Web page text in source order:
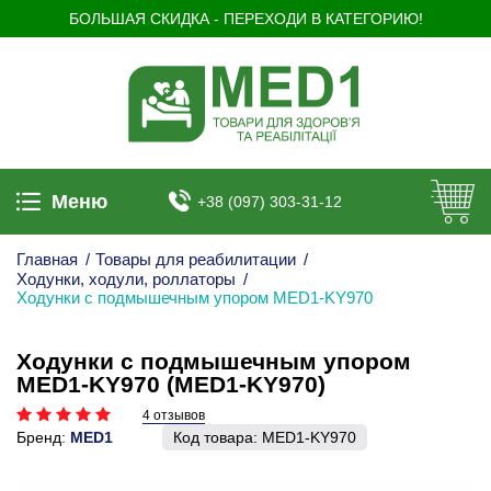
БОЛЬШАЯ СКИДКА - ПЕРЕХОДИ В КАТЕГОРИЮ!
Меню +38 (097) 303-31-12
Главная / Товары для реабилитации /
Ходунки, ходули, роллаторы /
Ходунки с подмышечным упором MED1-KY970
Ходунки с подмышечным упором
MED1-KY970 (MED1-KY970)
4 отзывов
Бренд: MED1 Код товара: MED1-KY970